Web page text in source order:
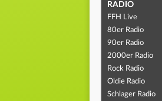
RADIO
FFH Live
80er Radio
90er Radio
2000er Radio
Rock Radio
Oldie Radio
Schlager Radio